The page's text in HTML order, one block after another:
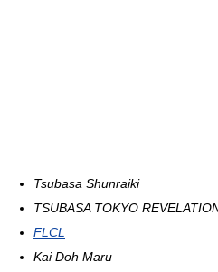
Tsubasa Shunraiki
TSUBASA TOKYO
FLCL
Kai Doh Maru